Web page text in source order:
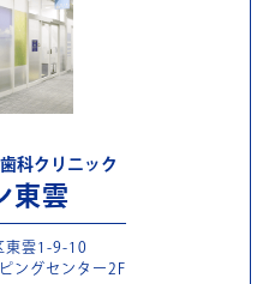
科クリニック
東雲
東雲1-9-10
ングセンター2F